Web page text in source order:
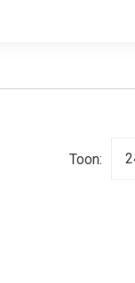
Toon: